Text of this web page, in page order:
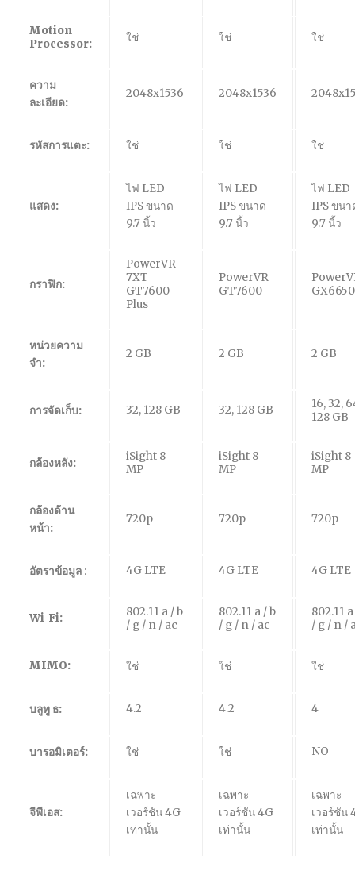
Motion
Processor:
ใช่ ใช่ ใช่
ความ
ละเอียด:
2048x1536 2048x1536
รหัสการแตะ: ใช่ ใช่ ใช่
แสดง:
ไฟ LED
IPS ขนาด
9.7 นิ้ว
ไฟ LED
IPS ขนาด
9.7 นิ้ว
ไฟ LED
IPS ขนา
9.7 นิ้ว
กราฟิก:
PowerVR
7XT
GT7600
Plus
PowerVR
GT7600
GX6650
หน่วยความ
จำ:
2 GB 2 GB 2 GB
การจัดเก็บ: 32, 128 GB 32, 128 GB
16, 32,
128 GB
กล้องหลัง:
iSight 8
MP
iSight 8
MP
iSight 8
MP
กล้องด้าน
หน้า:
720p 720p 720p
อัตราข้อมูล : 4G LTE 4G LTE 4G LTE
Wi-Fi:
802.11 a / b
/ g / n / ac
802.11 a / b
/ g / n / ac
802.11
/ g / n /
MIMO: ใช่ ใช่ ใช่
บลูทู ธ: 4.2 4.2 4
บารอมิเตอร์: ใช่ ใช่ NO
จีพีเอส:
เฉพาะ
เวอร์ชัน 4G
เท่านั้น
เฉพาะ
เวอร์ชัน 4G
เท่านั้น
เฉพาะ
เวอร์ชัน
เท่านั้น